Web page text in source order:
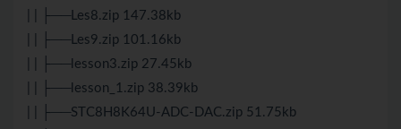
| | ├──Les8.zip 147.38kb
| | ├──Les9.zip 101.16kb
| | ├──lesson3.zip 27.45kb
| | ├──lesson_1.zip 38.39kb
| | ├──STC8H8K64U-ADC-DAC.zip 51.75kb